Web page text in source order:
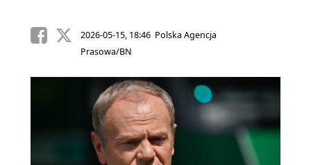
2026-05-15, 18:46 Polska Agencja
Prasowa/BN